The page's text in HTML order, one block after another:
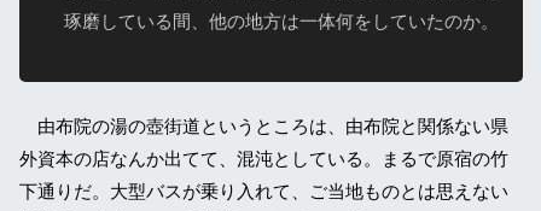
琢磨している間、他の地方は一体何をしていたのか。
由布院の湯の壺街道というところは、由布院と関係ない県
外資本の店なんか出てて、混沌としている。まるで原宿の竹
下通りだ。大型バスが乗り入れて、ご当地ものとは思えない